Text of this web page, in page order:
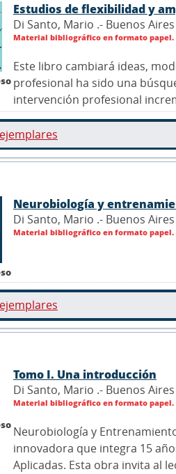
Estudios de flexibilidad y
Di Santo, Mario .- Buenos
Material bibliográfico en formato papel.
Este libro cambiará ideas,
profesional ha sido una
intervención profesional
Neurobiología y
Di Santo, Mario .- Buenos
Material bibliográfico en formato papel.
Tomo I. Una introducción
Di Santo, Mario .- Buenos
Material bibliográfico en formato papel.
Neurobiología y
innovadora que integra 15
Aplicadas. Esta obra invita al